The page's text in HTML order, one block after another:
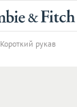
Короткий рукав